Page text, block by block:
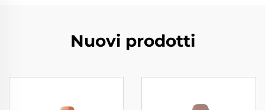
Nuovi prodotti